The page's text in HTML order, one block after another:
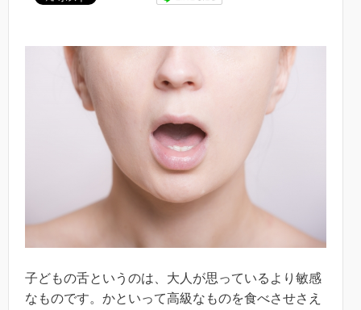
子どもの舌というのは、大人が思っているより敏感
なものです。かといって高級なものを食べさせさえ